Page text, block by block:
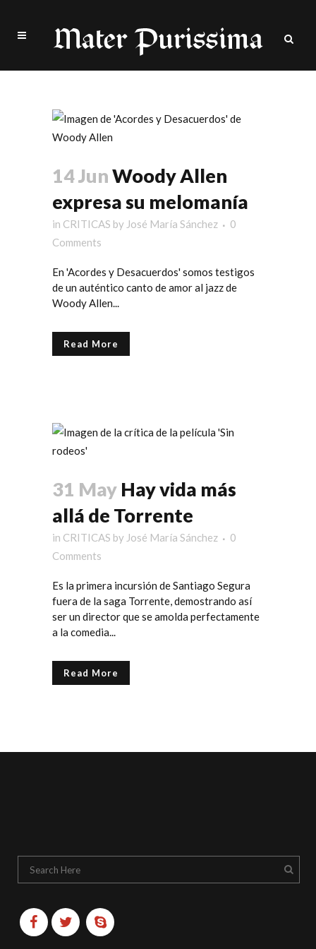
14 JunWoody Allen
expresa su melomanía
in CRITICAS by José María Sánchez
0
Comments
En 'Acordes y Desacuerdos' somos testigos
de un auténtico canto de amor al jazz de
Woody Allen...
Read More
31 May Hay vida más
allá de Torrente
in CRITICAS by José María Sánchez
0
Comments
Es la primera incursión de Santiago Segura
fuera de la saga Torrente, demostrando así
ser un director que se amolda perfectamente
a la comedia...
Read More